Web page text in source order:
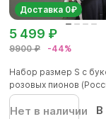
Доставка 0₽
9900 ₽ -44%
5 499 ₽
Набор размер S с
розовых пионов
Нет в наличии В